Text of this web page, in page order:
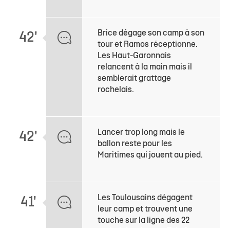
42'
Brice dégage son camp à son
tour et Ramos réceptionne.
Les Haut-Garonnais
relancent à la main mais il
semblerait grattage
rochelais.
42'
Lancer trop long mais le
ballon reste pour les
Maritimes qui jouent au pied.
41'
Les Toulousains dégagent
leur camp et trouvent une
touche sur la ligne des 22